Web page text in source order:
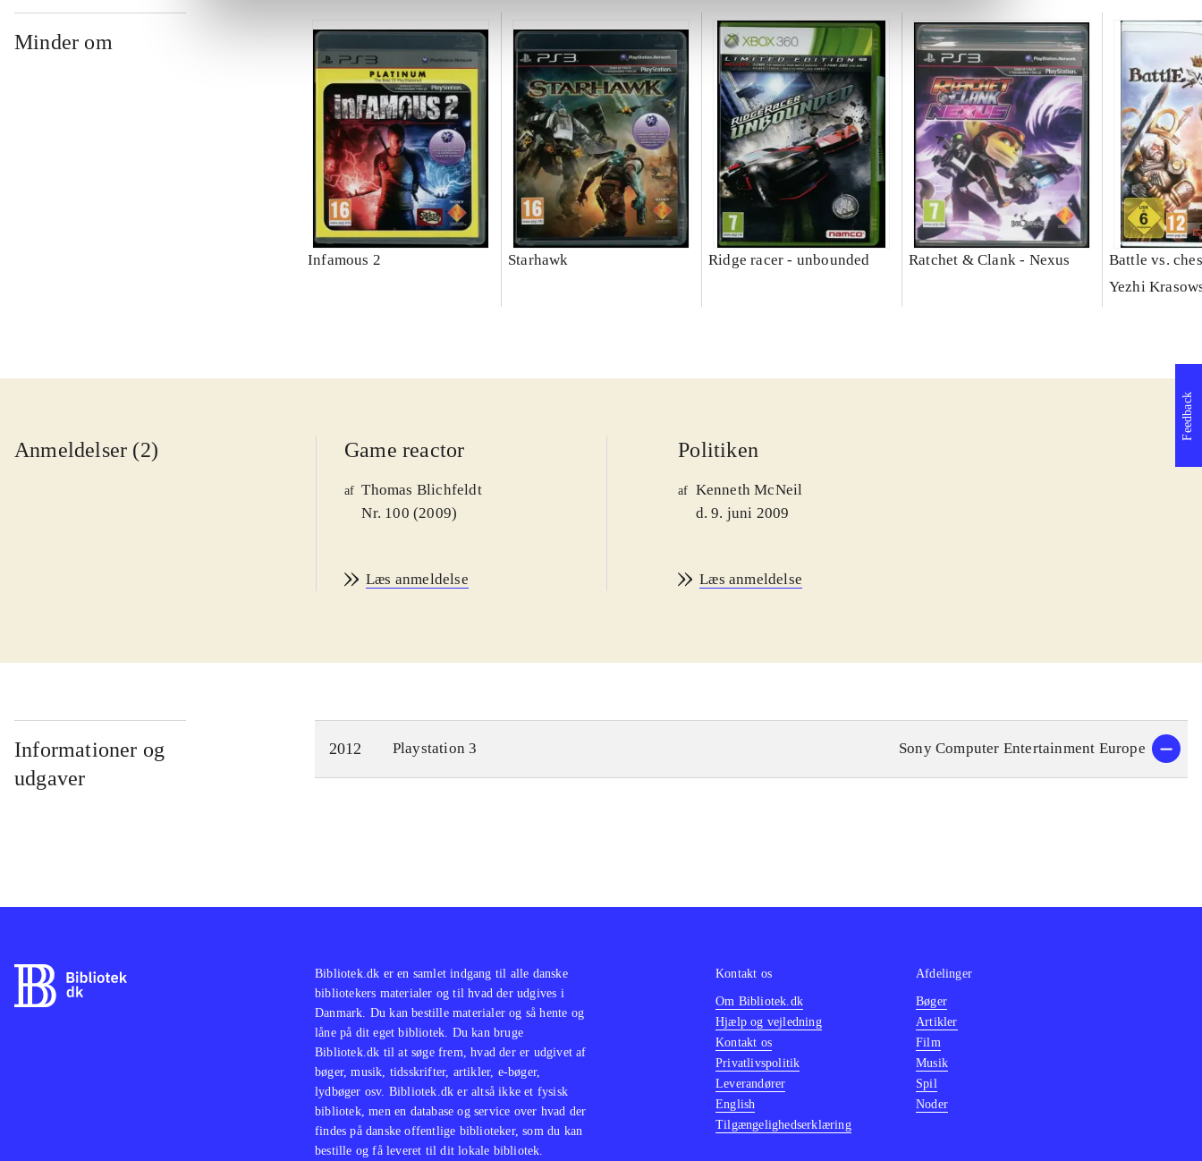
Minder om
Infamous 2 Starhawk Ridge racer - unbounded Ratchet & Clank - Nexus
Battle vs.
Yezhi
Anmeldelser (2) Game reactor
af Thomas Blichfeldt
Nr. 100 (2009)
Læs anmeldelse
Politiken
af Kenneth McNeil
d. 9. juni 2009
Læs anmeldelse
Informationer og
udgaver
2012 Playstation 3 Sony Computer Entertainment Europe
Feedback
Bibliotek.dk er en samlet indgang til alle danske
bibliotekers materialer og til hvad der udgives i
Danmark. Du kan bestille materialer og så hente og
låne på dit eget bibliotek. Du kan bruge
Bibliotek.dk til at søge frem, hvad der er udgivet af
bøger, musik, tidsskrifter, artikler, e-bøger,
lydbøger osv. Bibliotek.dk er altså ikke et fysisk
bibliotek, men en database og service over hvad der
findes på danske offentlige biblioteker, som du kan
bestille og få leveret til dit lokale bibliotek.
Kontakt os
Om Bibliotek.dk
Hjælp og vejledning
Kontakt os
Privatlivspolitik
Leverandører
English
Tilgængelighedserklæring
Afdelinger
Bøger
Artikler
Film
Musik
Spil
Noder